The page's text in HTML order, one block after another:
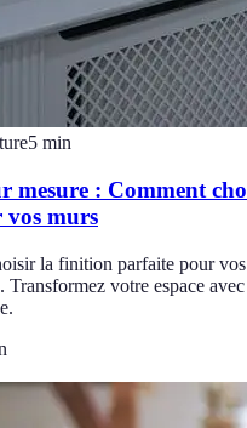
5 min
mesure : Comment
vos murs
la finition parfaite pour
Transformez votre espace